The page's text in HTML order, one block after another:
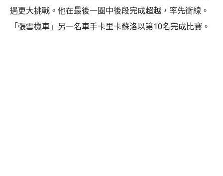
遇更大挑戰。他在最後一圈中後段完成超越，率先衝線。
「張雪機車」另一名車手卡里卡蘇洛以第10名完成比賽。